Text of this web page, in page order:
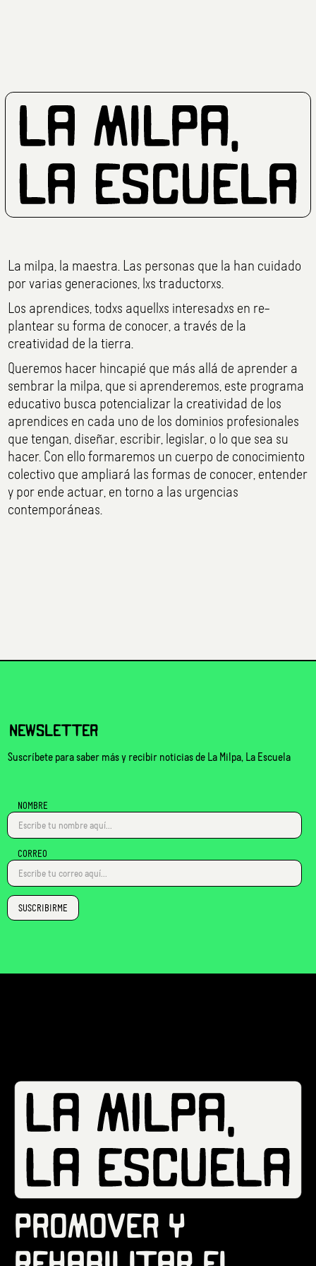
La milpa, la maestra. Las personas que la han cuidado
por varias generaciones, lxs traductorxs.
Los aprendices, todxs aquellxs interesadxs en re-
plantear su forma de conocer, a través de la
creatividad de la tierra.
Queremos hacer hincapié que más allá de aprender a
sembrar la milpa, que si aprenderemos, este programa
educativo busca potencializar la creatividad de los
aprendices en cada uno de los dominios profesionales
que tengan, diseñar, escribir, legislar, o lo que sea su
hacer. Con ello formaremos un cuerpo de conocimiento
colectivo que ampliará las formas de conocer, entender
y por ende actuar, en torno a las urgencias
contemporáneas.
NEWSLETTER
Suscríbete para saber más y recibir noticias de La Milpa, La Escuela
NOMBRE
CORREO
Promover y